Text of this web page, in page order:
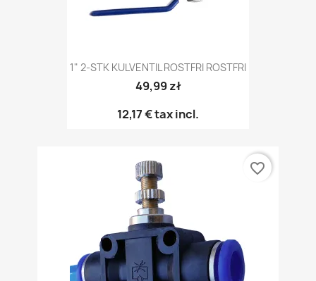
1" 2-STK KULVENTIL ROSTFRI ROSTFRI
49,99 zł
12,17 €tax incl.
favorite_border